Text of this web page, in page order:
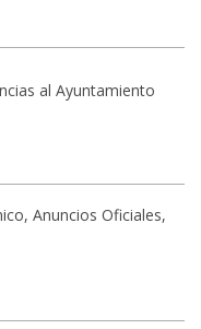
al Ayuntamiento
Anuncios Oficiales,